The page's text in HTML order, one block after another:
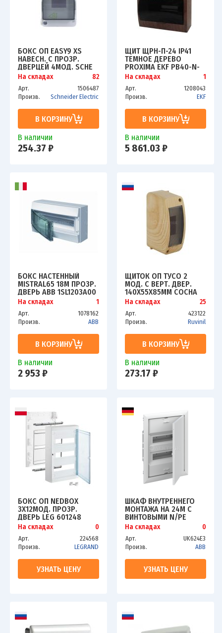
БОКС ОП EASY9 XS
НАВЕСН. С ПРОЗР.
ДВЕРЦЕЙ 4МОД. SCHE
EZ9EAB104
На складах 82
Арт.
1506487
Произв.
Schneider Electric
В КОРЗИНУ
В наличии
254.37 ₽
ЩИТ ЩРН-П-24 IP41
ТЕМНОЕ ДЕРЕВО
PROXIMA EKF PB40-N-
24-DARK
На складах 1
Арт.
1208043
Произв.
EKF
В КОРЗИНУ
В наличии
5 861.03 ₽
БОКС НАСТЕННЫЙ
MISTRAL65 18М ПРОЗР.
ДВЕРЬ ABB 1SL1203A00
На складах 1
Арт.
1078162
Произв.
ABB
В КОРЗИНУ
В наличии
2 953 ₽
ЩИТОК ОП ТУСО 2
МОД. С ВЕРТ. ДВЕР.
140Х55Х85ММ СОСНА
РУВИНИЛ 68302-27М
На складах 25
Арт.
423122
Произв.
Ruvinil
В КОРЗИНУ
В наличии
273.17 ₽
БОКС ОП NEDBOX
3Х12МОД. ПРОЗР.
ДВЕРЬ LEG 601248
На складах 0
Арт.
224568
Произв.
LEGRAND
УЗНАТЬ ЦЕНУ
ШКАФ ВНУТРЕННЕГО
МОНТАЖА НА 24М С
ВИНТОВЫМИ N/PE
UK624E3 ABB
2CPX077841R9999
На складах 0
Арт.
UK624E3
Произв.
ABB
УЗНАТЬ ЦЕНУ